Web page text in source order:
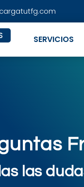
SERVICIOS
las